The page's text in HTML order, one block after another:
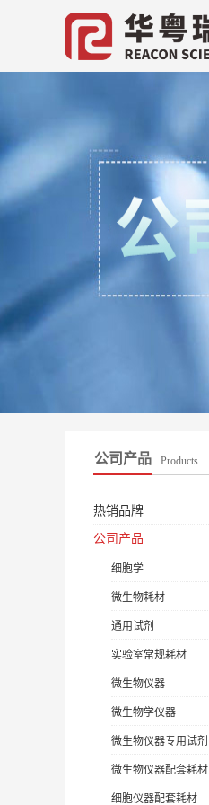
公司产品 Products
热销品牌
公司产品
细胞学
微生物耗材
通用试剂
实验室常规耗材
微生物仪器
微生物学仪器
微生物仪器专用试剂
微生物仪器配套耗材
细胞仪器配套耗材